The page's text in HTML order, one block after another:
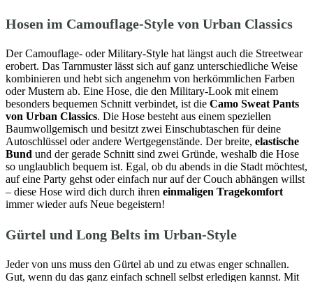
Hosen im Camouflage-Style von Urban Classics
Der Camouflage- oder Military-Style hat längst auch die Streetwear
erobert. Das Tarnmuster lässt sich auf ganz unterschiedliche Weise
kombinieren und hebt sich angenehm von herkömmlichen Farben
oder Mustern ab. Eine Hose, die den Military-Look mit einem
besonders bequemen Schnitt verbindet, ist die Camo Sweat Pants
von Urban Classics. Die Hose besteht aus einem speziellen
Baumwollgemisch und besitzt zwei Einschubtaschen für deine
Autoschlüssel oder andere Wertgegenstände. Der breite, elastische
Bund und der gerade Schnitt sind zwei Gründe, weshalb die Hose
so unglaublich bequem ist. Egal, ob du abends in die Stadt möchtest,
auf eine Party gehst oder einfach nur auf der Couch abhängen willst
– diese Hose wird dich durch ihren einmaligen Tragekomfort
immer wieder aufs Neue begeistern!
Gürtel und Long Belts im Urban-Style
Jeder von uns muss den Gürtel ab und zu etwas enger schnallen.
Gut, wenn du das ganz einfach schnell selbst erledigen kannst. Mit